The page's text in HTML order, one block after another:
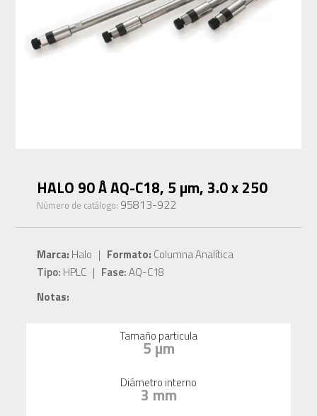
HALO 90 Å AQ-C18, 5 µm, 3.0 x 250
Número de catálogo: 95813-922
Marca: Halo | Formato: Columna Analítica
Tipo: HPLC | Fase:AQ-C18
Notas:
Tamaño particula
5 µm
Diámetro interno
3 mm